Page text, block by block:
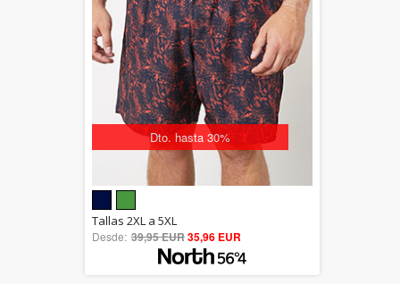
Dto. hasta 30%
5.00
out of 5
Tallas 2XL a 5XL
Desde: 39,95 EUR35,96 EUR